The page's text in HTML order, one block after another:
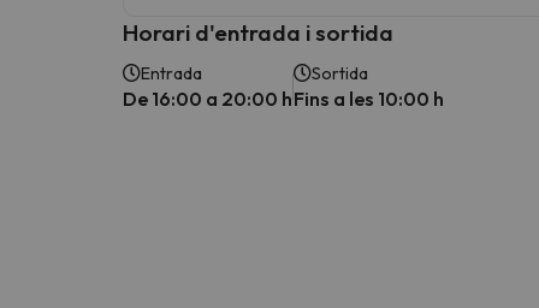
Horari d'entrada i sortida
Entrada
De 16:00 a 20:00 h
Sortida
Fins a les 10:00 h